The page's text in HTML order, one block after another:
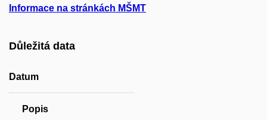
Informace na stránkách MŠMT
Důležitá data
Datum
Popis